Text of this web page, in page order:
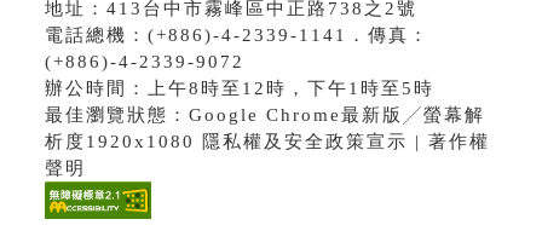
地址：413台中市霧峰區中正路738之2號
電話總機：(+886)-4-2339-1141．傳真：
(+886)-4-2339-9072
辦公時間：上午8時至12時，下午1時至5時
最佳瀏覽狀態：Google Chrome最新版╱螢幕解
析度1920x1080 隱私權及安全政策宣示 | 著作權
聲明